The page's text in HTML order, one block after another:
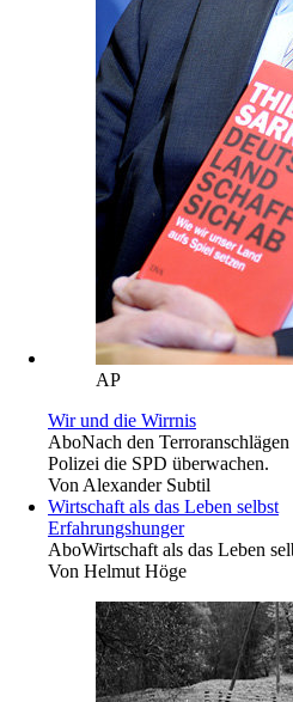
AP
Wir und die Wirrnis
AboNach den
Polizei die SPD überwachen.
Von Alexander Subtil
Wirtschaft als das Leben selbst
Erfahrungshunger
AboWirtschaft als das Leben
Von Helmut Höge